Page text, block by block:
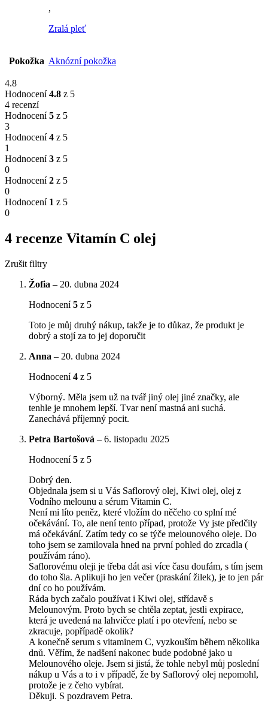
,
Zralá pleť
Pokožka Aknózní pokožka
4.8
Hodnocení4.8 z 5
4 recenzí
Hodnocení5 z 5
3
Hodnocení4 z 5
1
Hodnocení3 z 5
0
Hodnocení2 z 5
0
Hodnocení 1 z 5
0
4 recenze Vitamín C olej
Zrušit filtry
Žofia – 20. dubna 2024
Hodnocení5 z 5
Toto je můj druhý nákup, takže je to důkaz, že produkt je
dobrý a stojí za to jej doporučit
Anna – 20. dubna 2024
Hodnocení4 z 5
Výborný. Měla jsem už na tvář jiný olej jiné značky, ale
tenhle je mnohem lepší. Tvar není mastná ani suchá.
Zanechává příjemný pocit.
Petra Bartošová – 6. listopadu 2025
Hodnocení5 z 5
Dobrý den.
Objednala jsem si u Vás Saflorový olej, Kiwi olej, olej z
Vodního melounu a sérum Vitamin C.
Není mi líto peněz, které vložím do něčeho co splní mé
očekávání. To, ale není tento případ, protože Vy jste předčily
má očekávání. Zatím tedy co se týče melounového oleje. Do
toho jsem se zamilovala hned na první pohled do zrcadla (
používám ráno).
Saflorovému oleji je třeba dát asi více času doufám, s tím jsem
do toho šla. Aplikuji ho jen večer (praskání žilek), je to jen pár
dní co ho používám.
Ráda bych začalo používat i Kiwi olej, střídavě s
Melounovým. Proto bych se chtěla zeptat, jestli expirace,
která je uvedená na lahvičce platí i po otevření, nebo se
zkracuje, popřípadě okolik?
A konečně serum s vitaminem C, vyzkouším během několika
dnů. Věřím, že nadšení nakonec bude podobné jako u
Melounového oleje. Jsem si jistá, že tohle nebyl můj poslední
nákup u Vás a to i v případě, že by Saflorový olej nepomohl,
protože je z čeho vybírat.
Děkuji. S pozdravem Petra.